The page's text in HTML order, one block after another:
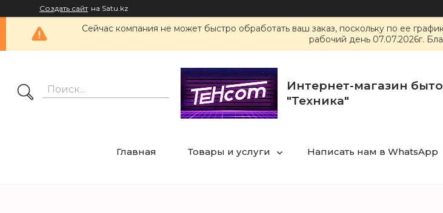
Создать сайт на Satu.kz
Сейчас компания не может быстро обработать ваш заказ, поскольку по ее
рабочий день 07.07.2026г.
Интернет-магазин
"Техника"
Главная Товары и услуги Написать нам в WhatsApp